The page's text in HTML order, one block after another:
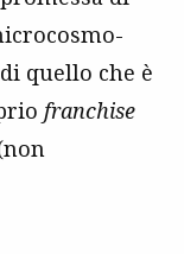
quello che è
franchise